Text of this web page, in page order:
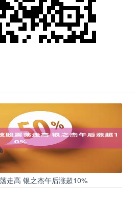
走高 银之杰午后涨超10%